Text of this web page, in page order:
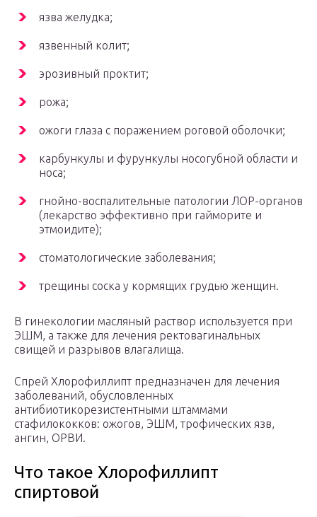
язва желудка;
язвенный колит;
эрозивный проктит;
рожа;
ожоги глаза с поражением роговой оболочки;
карбункулы и фурункулы носогубной области и
носа;
гнойно-воспалительные патологии ЛОР-органов
(лекарство эффективно при гайморите и
этмоидите);
стоматологические заболевания;
трещины соска у кормящих грудью женщин.
В гинекологии масляный раствор используется при
ЭШМ, а также для лечения ректовагинальных
свищей и разрывов влагалища.
Спрей Хлорофиллипт предназначен для лечения
заболеваний, обусловленных
антибиотикорезистентными штаммами
стафилококков: ожогов, ЭШМ, трофических язв,
ангин, ОРВИ.
Что такое Хлорофиллипт
спиртовой